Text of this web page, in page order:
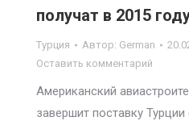
получат в 2015
Турция Автор: German
Оставить комментарий
Американский
завершит поставку